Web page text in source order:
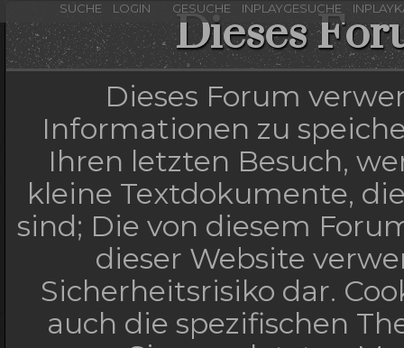
SUCHE LOGIN GESUCHE INPLAYGESUCHE
Dieses
Dieses Forum
Informationen zu
Ihren letzten Besuch,
kleine Textdokumente,
sind; Die von diesem
dieser Website
Sicherheitsrisiko dar.
auch die spezifischen